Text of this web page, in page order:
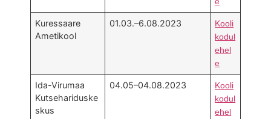
Kuressaare
Ametikool
01.03.–6.08.2023
Kooli
kodul
ehel
e
Ida-Virumaa
Kutsehariduske
skus
04.05–04.08.2023
Kooli
kodul
ehel